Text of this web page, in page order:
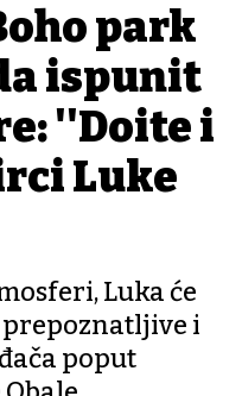
park
ispunit
''Dođite i
Luke
Luka će
i
poput